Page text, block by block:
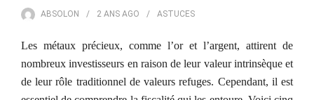
ABSOLON 2 ANS AGO ASTUCES
Les métaux précieux, comme l’or et l’argent, attirent de
nombreux investisseurs en raison de leur valeur intrinsèque et
de leur rôle traditionnel de valeurs refuges. Cependant, il est